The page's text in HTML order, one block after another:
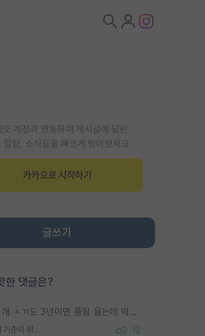
오 계정과 연동하여 게시글에 달린
알람, 소식등을 빠르게 받아보세요
카카오로 시작하기
글쓰기
한 댓글은?
서당개 개 ㅅㄲ도 3년이면 풍월 읊는데 박사 5년 이상 대리고 있으면서 물된건 교수 탓 맞는ㄱ게 거기가 서당이 아니란 소리임
물박사의 기준이 뭐임? 12